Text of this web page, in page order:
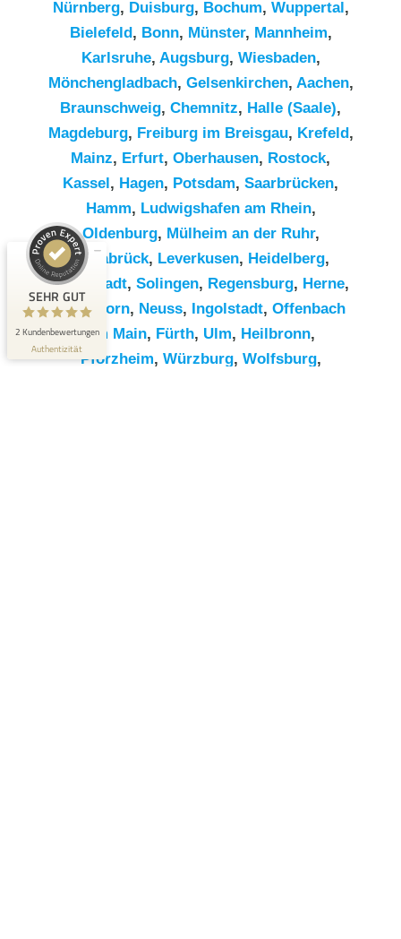
Nürnberg, Duisburg, Bochum, Wuppertal ,
Bielefeld , Bonn, Münster, Mannheim,
Karlsruhe, Augsburg, Wiesbaden,
Mönchengladbach, Gelsenkirchen, Aachen,
Braunschweig, Chemnitz⁠, Halle (Saale),
Magdeburg, Freiburg im Breisgau, Krefeld ,
Mainz, Erfurt, Oberhausen, Rostock,
Kassel , Hagen, Potsdam, Saarbrücken,
Hamm, Ludwigshafen am Rhein,
Oldenburg, Mülheim an der Ruhr,
Osnabrück, Leverkusen, Heidelberg,
Darmstadt, Solingen, Regensburg, Herne,
Paderborn, Neuss, Ingolstadt, Offenbach
am Main, Fürth, Ulm, Heilbronn,
Pforzheim, Würzburg, Wolfsburg,
SEHR GUT
2 Kundenbewertungen
Authentizität
Kundenbewertungen und Erfahrungen zu
RümpelButler
SEHR GUT
5,00 / 5,00
2
Bewertungen von 1
anderen Quelle
Blick aufs ProvenExpert-Profil werfen